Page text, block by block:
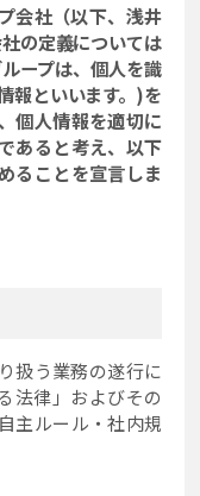
会社（以下、浅井
の定義については
ープは、個人を識
報といいます。)を
個人情報を適切に
あると考え、以下
ることを宣言しま
扱う業務の遂行に
法律」およびその
主ルール・社内規